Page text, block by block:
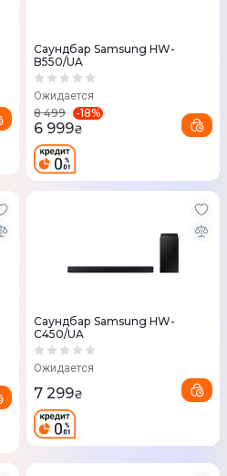
Саундбар Samsung HW-
B550/UA
Ожидается
8 499 -18%
6 999₴
Саундбар Samsung HW-
C450/UA
Ожидается
7 299₴